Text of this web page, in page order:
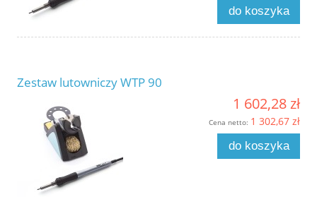
do koszyka
Zestaw lutowniczy WTP 90
1 602,28 zł
Cena netto: 1 302,67 zł
do koszyka